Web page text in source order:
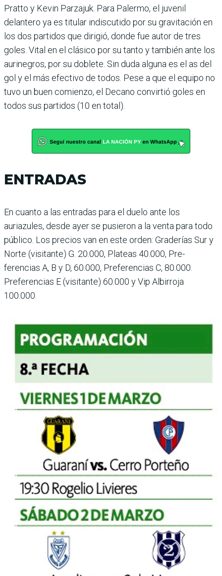
Pratto y Kevin Parzajuk. Para Palermo, el juvenil
delantero ya es titular indiscutido por su gravitación en
los dos partidos que dirigió, donde fue autor de tres
goles. Vital en el clásico por su tanto y también ante los
aurinegros, por su doblete. Sin duda alguna es el as del
gol y el más efectivo de todos. Pese a que el equipo no
tuvo un buen comienzo, el Decano convirtió goles en
todos sus partidos (10 en total).
ENTRADAS
En cuanto a las entradas para el duelo ante los
auriazules, desde ayer se pusieron a la venta para todo
público. Los precios van en este orden: Gra­derías Sur y
Norte (visitante) G. 20.000, Plateas 40.000, Pre­
ferencias A, B y D, 60.000, Pre­ferencias C, 80.000.
Preferen­cias E (visitante) 60.000 y Vip Albirroja
100.000.